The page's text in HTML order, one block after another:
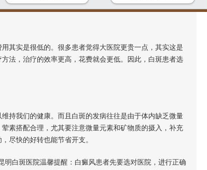
实是很低的。很多患者觉得大医院更贵一点，其实这是
法，治疗的效率更高，花费就会更低。因此，白斑患者选
我们的健康。而且白斑的发病往往是由于体内缺乏微量
素搭配合理，尤其要注意微量元素和矿物质的摄入，补充
尽快的好转也能节省开支。
白斑医院温馨提醒：白癜风患者先要选对医院，进行正确